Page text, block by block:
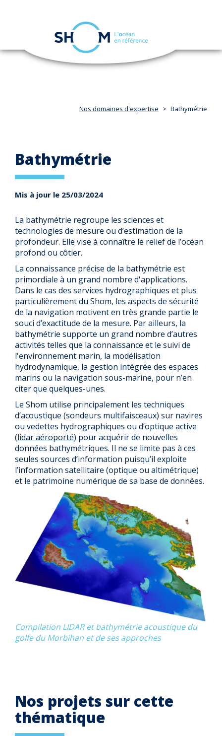
Aller
navigation
Nos domaines d'expertise Bathymétrie
Bathymétrie
Mis à jour le 25/03/2024
La bathymétrie regroupe les sciences et
technologies de mesure ou d’estimation de la
profondeur. Elle vise à connaître le relief de l’océan
profond ou côtier.
La connaissance précise de la bathymétrie est
primordiale à un grand nombre d'applications.
Dans le cas des services hydrographiques et plus
particulièrement du Shom, les aspects de sécurité
de la navigation motivent en très grande partie le
souci d’exactitude de la mesure. Par ailleurs, la
bathymétrie supporte un grand nombre d’autres
activités telles que la connaissance et le suivi de
l'environnement marin, la modélisation
hydrodynamique, la gestion intégrée des espaces
marins ou la navigation sous-marine, pour n’en
citer que quelques-unes.
Le Shom utilise principalement les techniques
d’acoustique (sondeurs multifaisceaux) sur navires
ou vedettes hydrographiques ou d’optique active
(lidar aéroporté) pour acquérir de nouvelles
données bathymétriques. Il ne se limite pas à ces
seules sources d’information puisqu’il exploite
l’information satellitaire (optique ou altimétrique)
et le patrimoine numérique de sa base de données.
Compilation LIDAR et bathymétrie acoustique du
golfe du Morbihan et de ses approches
Nos projets sur cette
thématique